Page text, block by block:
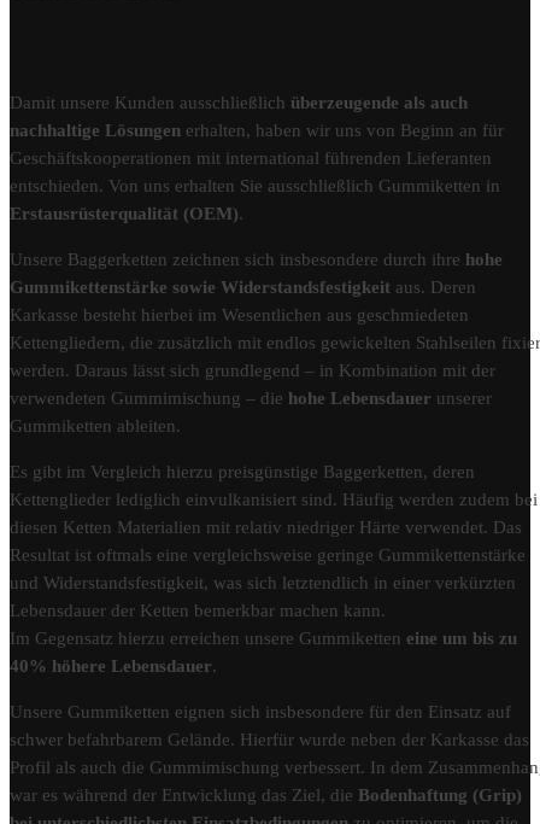
Damit unsere Kunden ausschließlich überzeugende als auch
nachhaltige Lösungen erhalten, haben wir uns von Beginn an für
Geschäftskooperationen mit international führenden Lieferanten
entschieden. Von uns erhalten Sie ausschließlich Gummiketten in
Erstausrüsterqualität (OEM).
Unsere Baggerketten zeichnen sich insbesondere durch ihre hohe
Gummikettenstärke sowie Widerstandsfestigkeit aus. Deren
Karkasse besteht hierbei im Wesentlichen aus geschmiedeten
Kettengliedern, die zusätzlich mit endlos gewickelten Stahlseilen
werden. Daraus lässt sich grundlegend – in Kombination mit der
verwendeten Gummimischung – die hohe Lebensdauer unserer
Gummiketten ableiten.
Es gibt im Vergleich hierzu preisgünstige Baggerketten, deren
Kettenglieder lediglich einvulkanisiert sind. Häufig werden zudem bei
diesen Ketten Materialien mit relativ niedriger Härte verwendet. Das
Resultat ist oftmals eine vergleichsweise geringe Gummikettenstärke
und Widerstandsfestigkeit, was sich letztendlich in einer verkürzten
Lebensdauer der Ketten bemerkbar machen kann.
Im Gegensatz hierzu erreichen unsere Gummiketten eine um bis zu
40% höhere Lebensdauer.
Unsere Gummiketten eignen sich insbesondere für den Einsatz auf
schwer befahrbarem Gelände. Hierfür wurde neben der Karkasse das
Profil als auch die Gummimischung verbessert. In dem
war es während der Entwicklung das Ziel, die Bodenhaftung (Grip)